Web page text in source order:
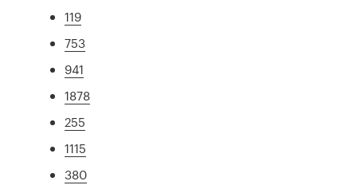
119
753
941
1878
255
1115
380